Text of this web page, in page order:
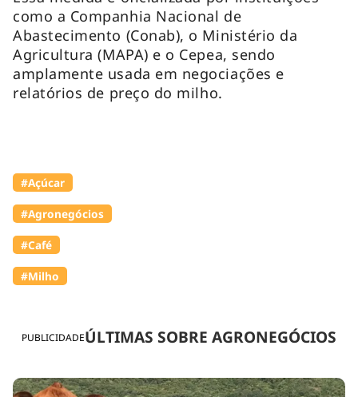
PUBLICIDADEÚLTIMAS SOBRE AGRONEGÓCIOS
como a Companhia Nacional de
Abastecimento (Conab), o Ministério da
Agricultura (MAPA) e o Cepea, sendo
amplamente usada em negociações e
relatórios de preço do milho.
#Açúcar
#Agronegócios
#Café
#Milho